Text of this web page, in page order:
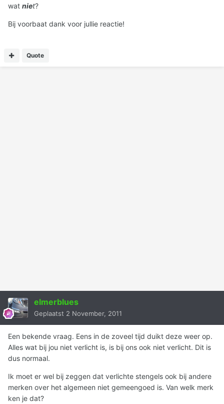
wat niet?
Bij voorbaat dank voor jullie reactie!
Quote
elmerblues
Geplaatst 2 November, 2011
Een bekende vraag. Eens in de zoveel tijd duikt deze weer op.
Alles wat bij jou niet verlicht is, is bij ons ook niet verlicht. Dit is
dus normaal.
Ik moet er wel bij zeggen dat verlichte stengels ook bij andere
merken over het algemeen niet gemeengoed is. Van welk merk
ken je dat?